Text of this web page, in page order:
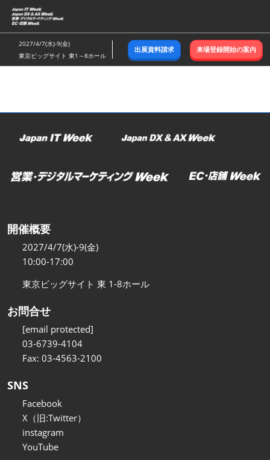
ス
キ
ッ
し
む
2027/4/7(水)-9(金)
東京ビッグサイト 東1～8ホール
出展資料請求 来場登録開始の案内
開催概要
2027/4/7(水)-9(金)
10:00-17:00
東京ビッグサイト 東 1-8ホール
お問合せ
[email protected]
03-6739-4104
Fax: 03-4563-2100
SNS
Facebook
X（旧:Twitter）
instagram
YouTube